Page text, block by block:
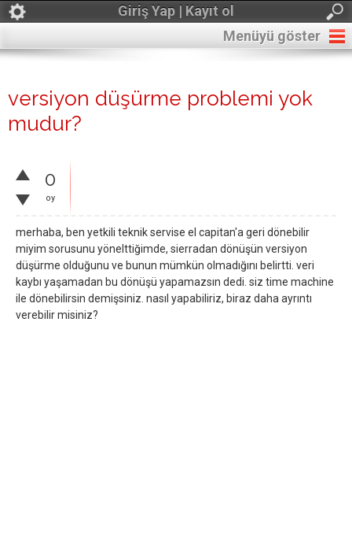
Giriş Yap | Kayıt ol
Menüyü göster
versiyon düşürme problemi yok
mudur?
0
oy
merhaba, ben yetkili teknik servise el capitan'a geri dönebilir
miyim sorusunu yönelttiğimde, sierradan dönüşün versiyon
düşürme olduğunu ve bunun mümkün olmadığını belirtti. veri
kaybı yaşamadan bu dönüşü yapamazsın dedi. siz time machine
ile dönebilirsin demişsiniz. nasıl yapabiliriz, biraz daha ayrıntı
verebilir misiniz?